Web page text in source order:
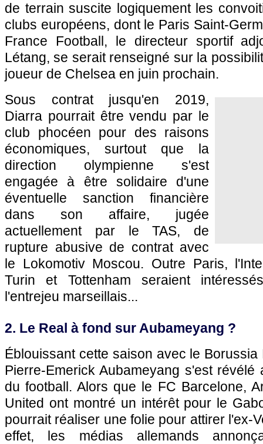
de terrain suscite logiquement les
clubs européens, dont le Paris Saint-
France Football, le directeur sportif
Létang, se serait renseigné sur la
joueur de Chelsea en juin prochain.
Sous contrat jusqu'en 2019,
Diarra pourrait être vendu par le
club phocéen pour des raisons
économiques, surtout que la
direction olympienne s'est
engagée à être solidaire d'une
éventuelle sanction financière
dans son affaire, jugée
actuellement par le TAS, de
rupture abusive de contrat avec
le Lokomotiv Moscou. Outre Paris,
Turin et Tottenham seraient
l'entrejeu marseillais...
2. Le Real à fond sur Aubameyang ?
Éblouissant cette saison avec le Borussia
Pierre-Emerick Aubameyang s'est
du football. Alors que le FC Barcelone,
United ont montré un intérêt pour le
pourrait réaliser une folie pour attirer l'ex-
effet, les médias allemands